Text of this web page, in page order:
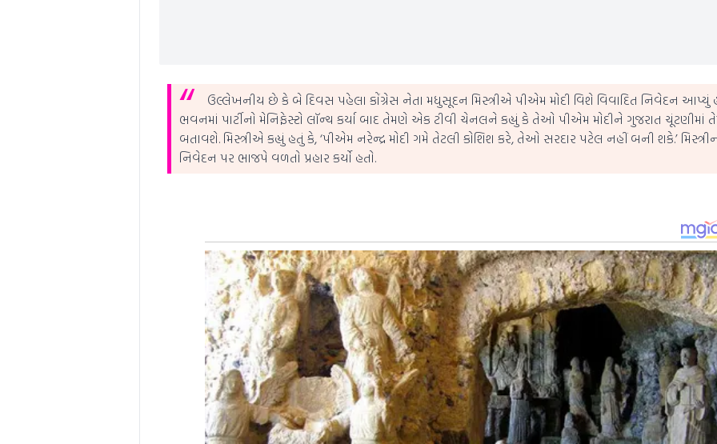
ઉલ્લેખનીય છે કે બે દિવસ પહેલા કોંગ્રેસ નેતા મધુસૂદન મિસ્ત્રીએ પીએમ મોદી વિશે વિવાદિત નિવેદન આપ્યું
ભવનમાં પાર્ટીનો મેનિફેસ્ટો લૉન્ચ કર્યા બાદ તેમણે એક ટીવી ચેનલને કહ્યું કે તેઓ પીએમ મોદીને ગુજરાત ચૂંટણીમાં
બતાવશે. મિસ્ત્રીએ કહ્યું હતું કે, ‘પીએમ નરેન્દ્ર મોદી ગમે તેટલી કોશિશ કરે, તેઓ સરદાર પટેલ નહીં બની શકે.’
નિવેદન પર ભાજપે વળતો પ્રહાર કર્યો હતો.